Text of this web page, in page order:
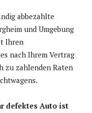
abbezahlte
und Umgebung
Ihren
nach Ihrem Vertrag
zu zahlenden Raten
defektes Auto ist